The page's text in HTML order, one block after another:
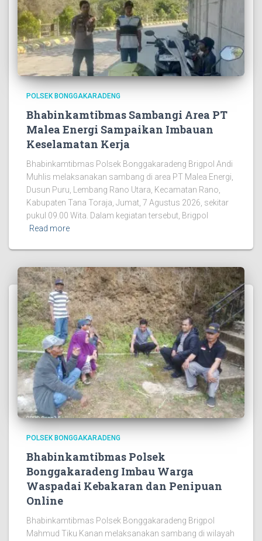
POLSEK BONGGAKARADENG
Bhabinkamtibmas Sambangi Area PT
Malea Energi Sampaikan Imbauan
Keselamatan Kerja
Bhabinkamtibmas Polsek Bonggakaradeng Brigpol Andi
Muhlis melaksanakan sambang di area PT Malea Energi,
Dusun Puru, Lembang Rano Utara, Kecamatan Rano,
Kabupaten Tana Toraja, Jumat, 7 Agustus 2026, sekitar
pukul 09.00 Wita. Dalam kegiatan tersebut, Brigpol
Read more
POLSEK BONGGAKARADENG
Bhabinkamtibmas Polsek
Bonggakaradeng Imbau Warga
Waspadai Kebakaran dan Penipuan
Online
Bhabinkamtibmas Polsek Bonggakaradeng Brigpol
Mahmud Tiku Kanan melaksanakan sambang di wilayah